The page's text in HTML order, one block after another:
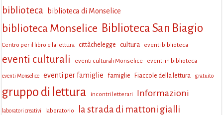
biblioteca biblioteca di Monselice
biblioteca Monselice Biblioteca San Biagio
Centro per il libro e la lettura cittàchelegge cultura eventi biblioteca
eventi culturali eventi culturali Monselice eventi in biblioteca
eventi Monselice eventi per famiglie famiglie Fiaccole della lettura gratuito
gruppo di lettura incontri letterari Informazioni
laboratori creativi laboratorio la strada di mattoni gialli